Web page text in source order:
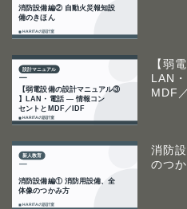
【弱
LAN
MDF
消防
のつ